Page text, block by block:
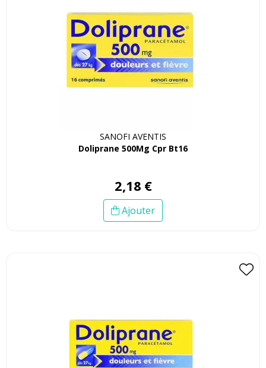
SANOFI AVENTIS
Doliprane 500Mg Cpr Bt16
2,18 €
Ajouter